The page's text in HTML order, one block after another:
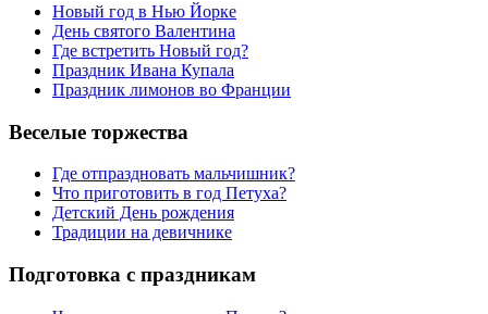
Новый год в Нью Йорке
День святого Валентина
Где встретить Новый год?
Праздник Ивана Купала
Праздник лимонов во Франции
Веселые торжества
Где отпраздновать мальчишник?
Что приготовить в год Петуха?
Детский День рождения
Традиции на девичнике
Подготовка с праздникам